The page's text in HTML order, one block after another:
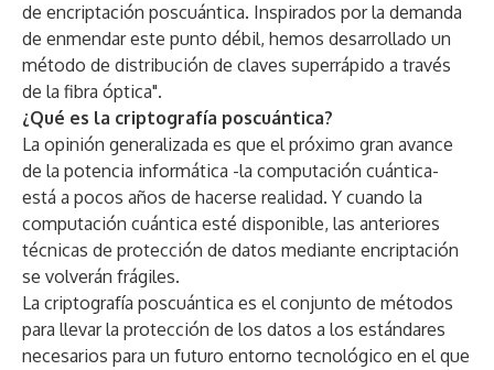
de encriptación poscuántica. Inspirados por la demanda
de enmendar este punto débil, hemos desarrollado un
método de distribución de claves superrápido a través
de la fibra óptica".
¿Qué es la criptografía poscuántica?
La opinión generalizada es que el próximo gran avance
de la potencia informática -la computación cuántica-
está a pocos años de hacerse realidad. Y cuando la
computación cuántica esté disponible, las anteriores
técnicas de protección de datos mediante encriptación
se volverán frágiles.
La criptografía poscuántica es el conjunto de métodos
para llevar la protección de los datos a los estándares
necesarios para un futuro entorno tecnológico en el que